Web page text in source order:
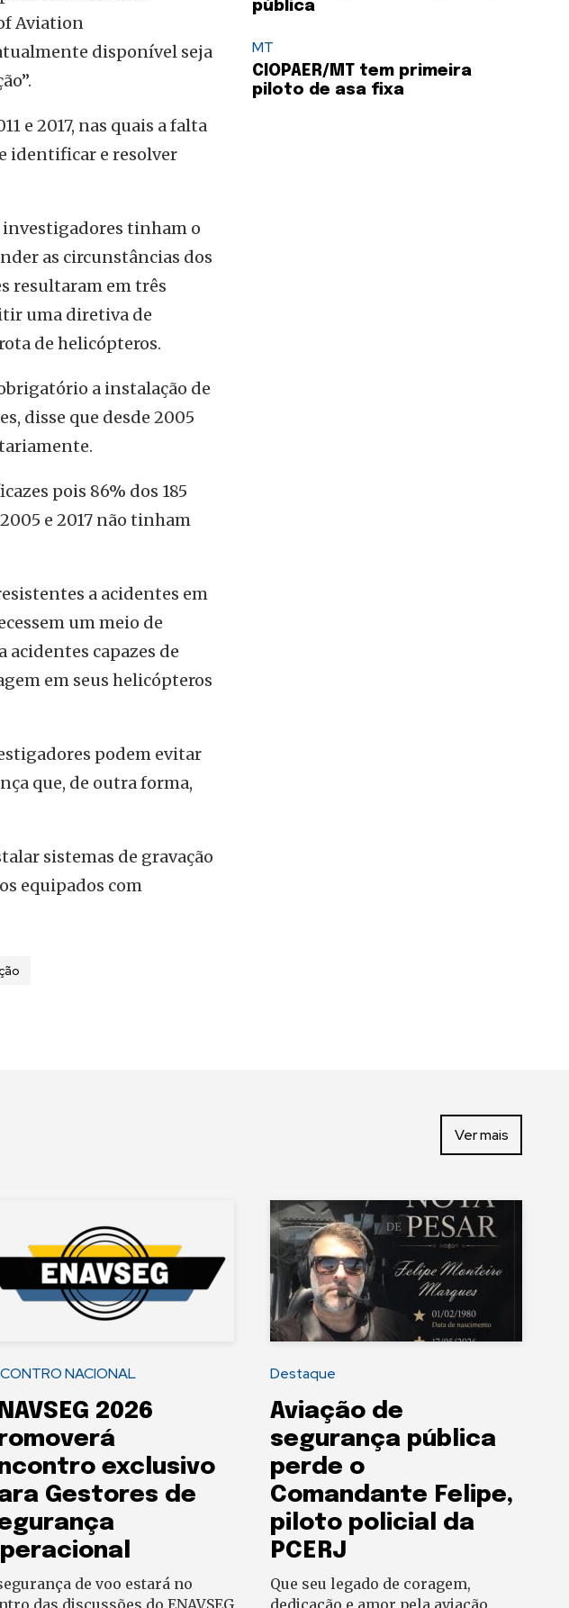
Aviation
disponível seja
e 2017, nas quais a falta
identificar e resolver
tinham o
as circunstâncias dos
resultaram em três
uma diretiva de
de helicópteros.
a instalação de
disse que desde 2005
pois 86% dos 185
e 2017 não tinham
a acidentes em
um meio de
capazes de
em seus helicópteros
podem evitar
que, de outra forma,
sistemas de gravação
equipados com
pública
MT
CIOPAER/MT tem primeira
piloto de asa fixa
Ver mais
NACIONAL
2026
exclusivo
Gestores de
de voo estará no
Destaque
Aviação de
segurança pública
perde o
Comandante Felipe,
piloto policial da
PCERJ
Que seu legado de coragem,